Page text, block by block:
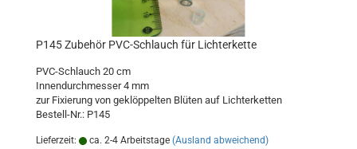
P145 Zubehör PVC-Schlauch für Lichterkette
PVC-Schlauch 20 cm
Innendurchmesser 4 mm
zur Fixierung von geklöppelten Blüten auf Lichterketten
Bestell-Nr.: P145
Lieferzeit: ca. 2-4 Arbeitstage (Ausland abweichend)